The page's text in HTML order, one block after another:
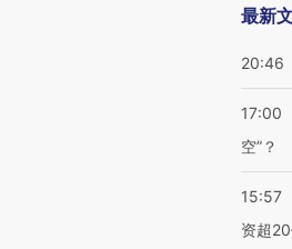
最新
20:46
17:00
空”？
15:57
资超